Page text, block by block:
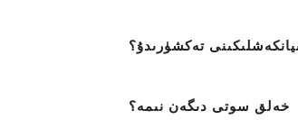
تەكشۈرىدۇ؟
خەلق سوتى دىگەن نىمە؟